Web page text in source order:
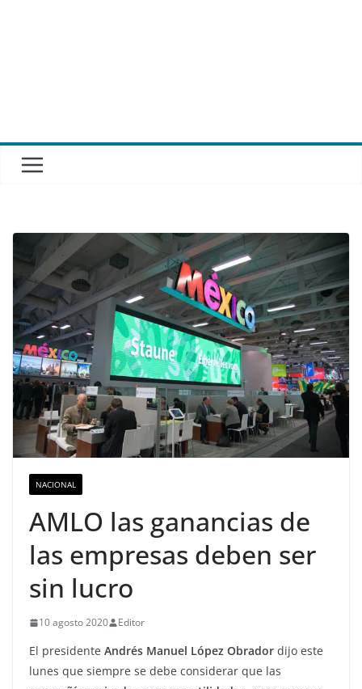
NACIONAL
AMLO las ganancias de
las empresas deben ser
sin lucro
10 agosto 2020 Editor
El presidente Andrés Manuel López Obrador dijo este
lunes que siempre se debe considerar que las